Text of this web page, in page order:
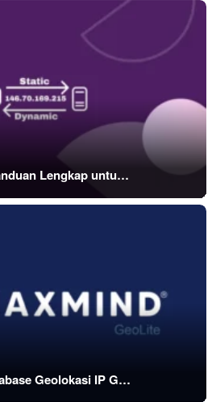
Lengkap untu…
Geolokasi IP G…